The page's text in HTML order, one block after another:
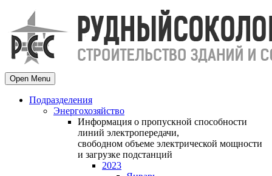
Open Menu
Подразделения
Энергохозяйство
Информация о пропускной способности
линий электропередачи,
свободном объеме электрической мощности
и загрузке подстанций
2023